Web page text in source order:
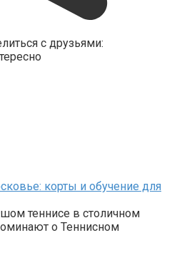
с друзьями:
корты и обучение для
теннисе в столичном
о Теннисном